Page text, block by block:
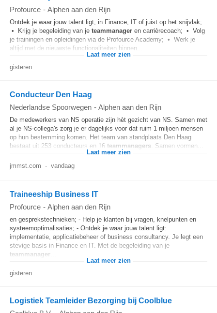
Profource - Alphen aan den Rijn
Ontdek je waar jouw talent ligt, in Finance, IT of juist op het snijvlak;
• Krijg je begeleiding van je teammanager en carrièrecoach; • Volg
je trainingen en opleidingen via de Profource Academy; • Werk je
altijd met de nieuwste functionaliteiten binnen...
Laat meer zien
gisteren
Conducteur Den Haag
Nederlandse Spoorwegen - Alphen aan den Rijn
De medewerkers van NS operatie zijn hèt gezicht van NS. Samen met
al je NS-collega's zorg je er dagelijks voor dat ruim 1 miljoen mensen
op hun bestemming komen. Het team van standplaats Den Haag
bestaat uit 253 conducteurs en 16 teammanagers . Samen vormen...
Laat meer zien
jmmst.com - vandaag
Traineeship Business IT
Profource - Alphen aan den Rijn
en gesprekstechnieken; - Help je klanten bij vragen, knelpunten en
systeemoptimalisaties; - Ontdek je waar jouw talent ligt:
implementatie, applicatiebeheer of business consultancy. Je legt een
stevige basis in Finance en IT. Met de begeleiding van je
teammanager
Laat meer zien
gisteren
Logistiek Teamleider Bezorging bij Coolblue